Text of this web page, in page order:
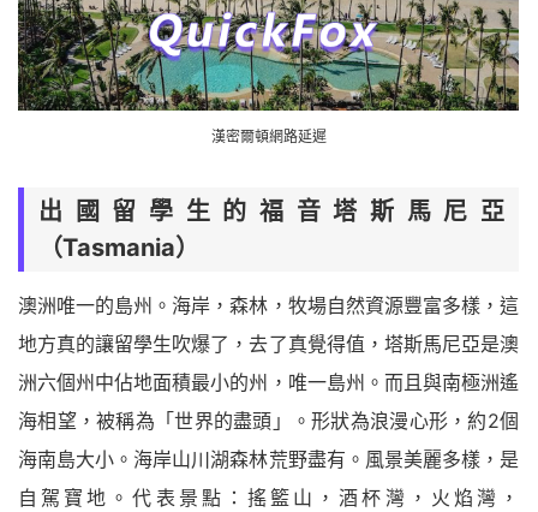
漢密爾頓網路延遲
出國留學生的福音塔斯馬尼亞
（Tasmania）
澳洲唯一的島州。海岸，森林，牧場自然資源豐富多樣，這
地方真的讓留學生吹爆了，去了真覺得值，塔斯馬尼亞是澳
洲六個州中佔地面積最小的州，唯一島州。而且與南極洲遙
海相望，被稱為「世界的盡頭」。形狀為浪漫心形，約2個
海南島大小。海岸山川湖森林荒野盡有。風景美麗多樣，是
自駕寶地。代表景點：搖籃山，酒杯灣，火焰灣，